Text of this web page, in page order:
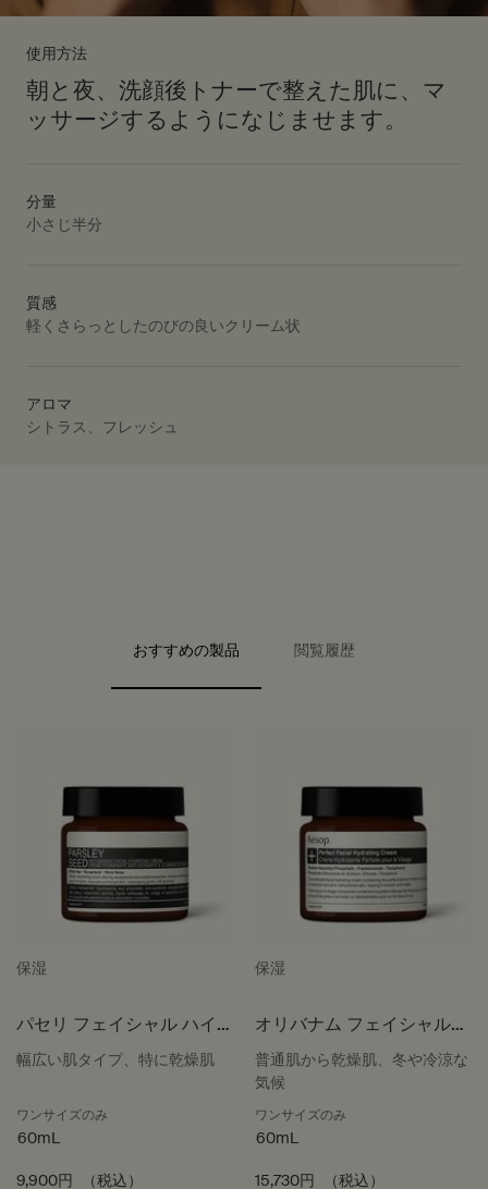
使用方法
朝と夜、洗顔後トナーで整えた肌に、マ
ッサージするようになじませます。
分量
小さじ半分
質感
軽くさらっとしたのびの良いクリーム状
アロマ
シトラス、フレッシュ
PDP carousel with textおすすめの製品 閲覧履歴
保湿
パセリ フェイシャル ハイ
ドレーティング クリーム
幅広い肌タイプ、特に乾燥肌
ワンサイズのみ
60mL
9,900円 （税込）
保湿
オリバナム フェイシャル
ハイドレーティング クリー
ム
普通肌から乾燥肌、冬や冷涼な
気候
ワンサイズのみ
60mL
15,730円 （税込）